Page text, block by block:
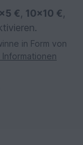
€, 10×10 €,
in Form von
Informationen